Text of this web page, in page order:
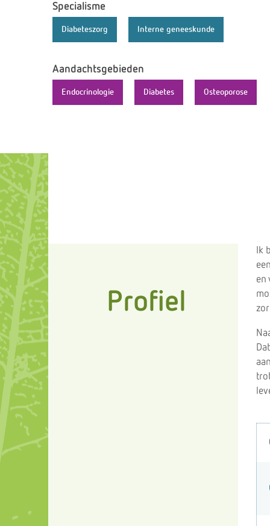
Specialisme
Diabeteszorg Interne geneeskunde
Aandachtsgebieden
Endocrinologie Diabetes Osteoporose
Profiel
Ik
en